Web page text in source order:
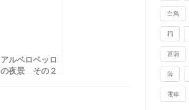
アルベロベッロ
の夜景 その２
白鳥
稲
菖蒲
薄
電車